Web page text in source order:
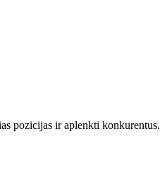
pozicijas ir aplenkti